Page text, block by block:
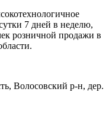
7 дней в неделю,
розничной продажи в
Волосовский р-н, дер.